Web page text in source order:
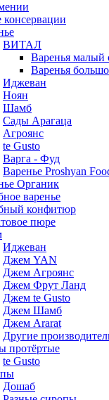
ВИТАЛ
Варенья малый
Варенья
Иджеван
Ноян
Шамб
Сады Арагаца
Агроянс
te Gusto
Варга - Фуд
Варенье Proshyan
Органик
варенье
конфитюр
пюре
Иджеван
Джем YAN
Джем Агроянс
Джем Фрут Ланд
Джем te Gusto
Джем Шамб
Джем Ararat
Другие
протёртые
te Gusto
Дошаб